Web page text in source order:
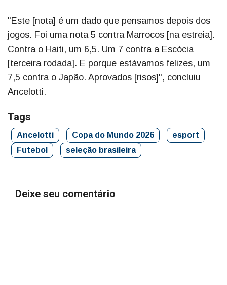
"Este [nota] é um dado que pensamos depois dos
jogos. Foi uma nota 5 contra Marrocos [na estreia].
Contra o Haiti, um 6,5. Um 7 contra a Escócia
[terceira rodada]. E porque estávamos felizes, um
7,5 contra o Japão. Aprovados [risos]", concluiu
Ancelotti.
Tags
Ancelotti Copa do Mundo 2026
esport
Futebol
seleção brasileira
Deixe seu comentário